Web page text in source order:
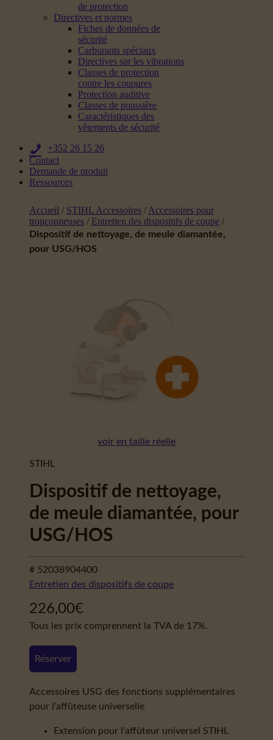
de protection
Directives et normes
Fiches de données de
sécurité
Carburants spéciaux
Directives sur les vibrations
Classes de protection
contre les coupures
Protection auditive
Classes de poussière
Caractéristiques des
vêtements de sécurité
+352 26 15 26
Contact
Demande de produit
Ressources
Accueil / STIHL Accessoires / Accessoires pour
tronçonneuses / Entretien des dispositifs de coupe /
Dispositif de nettoyage, de meule diamantée,
pour USG/HOS
voir en taille réelle
STIHL
Dispositif de nettoyage,
de meule diamantée, pour
USG/HOS
# 52038904400
Entretien des dispositifs de coupe
226,00€
Tous les prix comprennent la TVA de 17%.
Réserver
Accessoires USG des fonctions supplémentaires
pour l’affûteuse universelle
Extension pour l'affûteur universel STIHL